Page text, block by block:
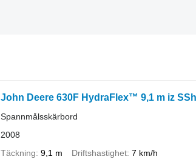
John Deere 630F HydraFlex™ 9,1 m iz
Spannmålsskärbord
2008
Täckning 9,1 m Driftshastighet 7 km/h